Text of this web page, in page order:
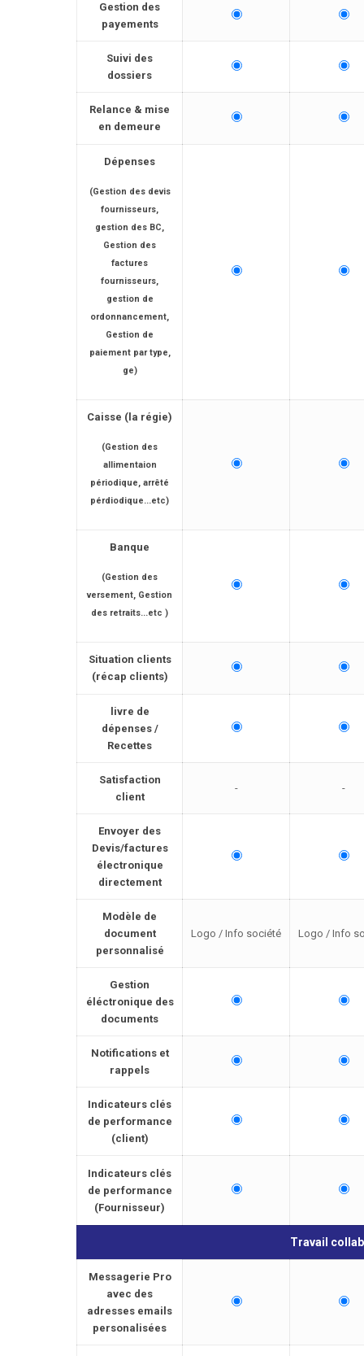
Gestion des
payements
Suivi des
dossiers
Relance & mise
en demeure
Dépenses
(Gestion des devis
fournisseurs,
gestion des BC,
Gestion des
factures
fournisseurs,
gestion de
ordonnancement,
Gestion de
paiement par type,
ge)
Caisse (la régie)
(Gestion des
allimentaion
périodique, arrêté
pérdiodique...etc)
Banque
(Gestion des
versement, Gestion
des retraits...etc )
Situation clients
(récap clients)
livre de
dépenses /
Recettes
Satisfaction
client
- -
Envoyer des
Devis/factures
électronique
directement
Modèle de
document
personnalisé
Logo / Info société Logo / Info
Gestion
éléctronique des
documents
Notifications et
rappels
Indicateurs clés
de performance
(client)
Indicateurs clés
de performance
(Fournisseur)
Travail
Messagerie Pro
avec des
adresses emails
personalisées